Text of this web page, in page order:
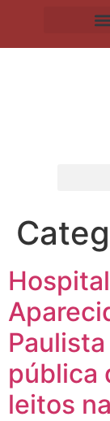
pública
leitos